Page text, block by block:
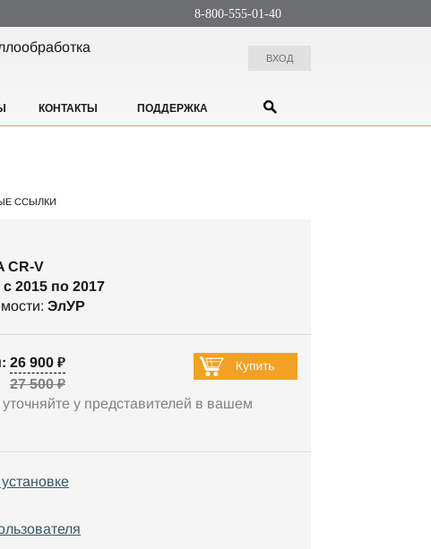
8-800-555-01-40
ВХОД
КОНТАКТЫ ПОДДЕРЖКА
ССЫЛКИ
CR-V
c 2015 по 2017
ЭлУР
26 900 ₽
27 500 ₽
уточняйте у представителей в вашем